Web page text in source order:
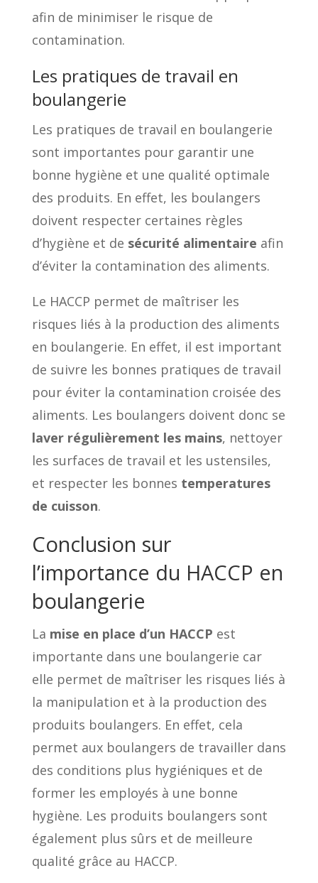
afin de minimiser le risque de
contamination.
Les pratiques de travail en
boulangerie
Les pratiques de travail en boulangerie
sont importantes pour garantir une
bonne hygiène et une qualité optimale
des produits. En effet, les boulangers
doivent respecter certaines règles
d’hygiène et de sécurité alimentaire afin
d’éviter la contamination des aliments.
Le HACCP permet de maîtriser les
risques liés à la production des aliments
en boulangerie. En effet, il est important
de suivre les bonnes pratiques de travail
pour éviter la contamination croisée des
aliments. Les boulangers doivent donc se
laver régulièrement les mains, nettoyer
les surfaces de travail et les ustensiles,
et respecter les bonnes temperatures
de cuisson.
Conclusion sur
l’importance du HACCP en
boulangerie
La mise en place d’un HACCP est
importante dans une boulangerie car
elle permet de maîtriser les risques liés à
la manipulation et à la production des
produits boulangers. En effet, cela
permet aux boulangers de travailler dans
des conditions plus hygiéniques et de
former les employés à une bonne
hygiène. Les produits boulangers sont
également plus sûrs et de meilleure
qualité grâce au HACCP.